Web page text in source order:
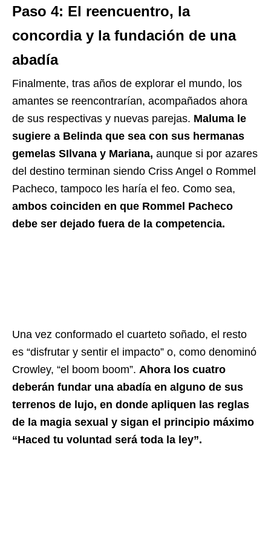
Paso 4: El reencuentro, la
concordia y la fundación de una
abadía
Finalmente, tras años de explorar el mundo, los
amantes se reencontrarían, acompañados ahora
de sus respectivas y nuevas parejas. Maluma le
sugiere a Belinda que sea con sus hermanas
gemelas SIlvana y Mariana, aunque si por azares
del destino terminan siendo Criss Angel o Rommel
Pacheco, tampoco les haría el feo. Como sea,
ambos coinciden en que Rommel Pacheco
debe ser dejado fuera de la competencia.
Una vez conformado el cuarteto soñado, el resto
es “disfrutar y sentir el impacto” o, como denominó
Crowley, “el boom boom”. Ahora los cuatro
deberán fundar una abadía en alguno de sus
terrenos de lujo, en donde apliquen las reglas
de la magia sexual y sigan el principio máximo
“Haced tu voluntad será toda la ley”.